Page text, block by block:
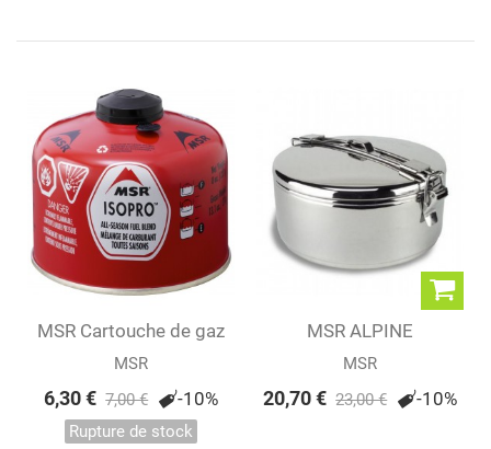
MSR Cartouche de gaz
IsoPro 227 g
MSR
6,30 € 7,00 € -10%
Rupture de stock
MSR ALPINE
STOWAWAY POT
MSR
20,70 € 23,00 € -10%